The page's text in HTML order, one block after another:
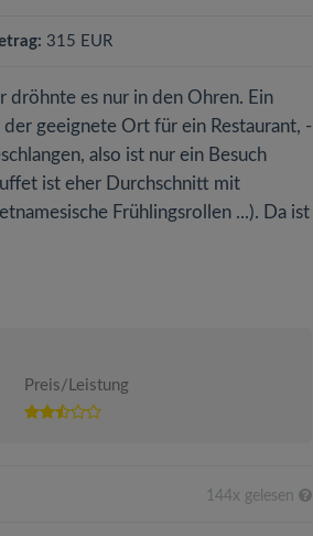
315 EUR
dröhnte es nur in den Ohren. Ein
geeignete Ort für ein Restaurant, -
also ist nur ein Besuch
ist eher Durchschnitt mit
Frühlingsrollen ...). Da ist
Preis/Leistung
144x gelesen